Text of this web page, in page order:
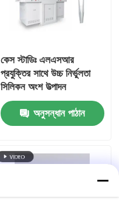
কেস স্টাডিঃ এলএসআর
প্রযুক্তির সাথে উচ্চ নির্ভুলতা
সিলিকন অংশ উত্পাদন
অনুসন্ধান পাঠান